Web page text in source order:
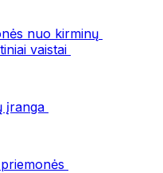
nuo kirminų
vaistai
įranga